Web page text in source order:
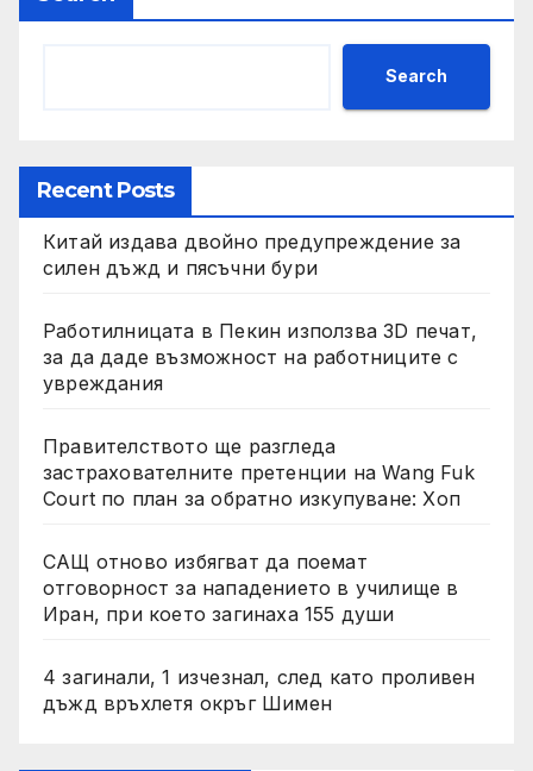
Search
Recent Posts
Китай издава двойно предупреждение за
силен дъжд и пясъчни бури
Работилницата в Пекин използва 3D печат,
за да даде възможност на работниците с
увреждания
Правителството ще разгледа
застрахователните претенции на Wang Fuk
Court по план за обратно изкупуване: Хоп
САЩ отново избягват да поемат
отговорност за нападението в училище в
Иран, при което загинаха 155 души
4 загинали, 1 изчезнал, след като проливен
дъжд връхлетя окръг Шимен